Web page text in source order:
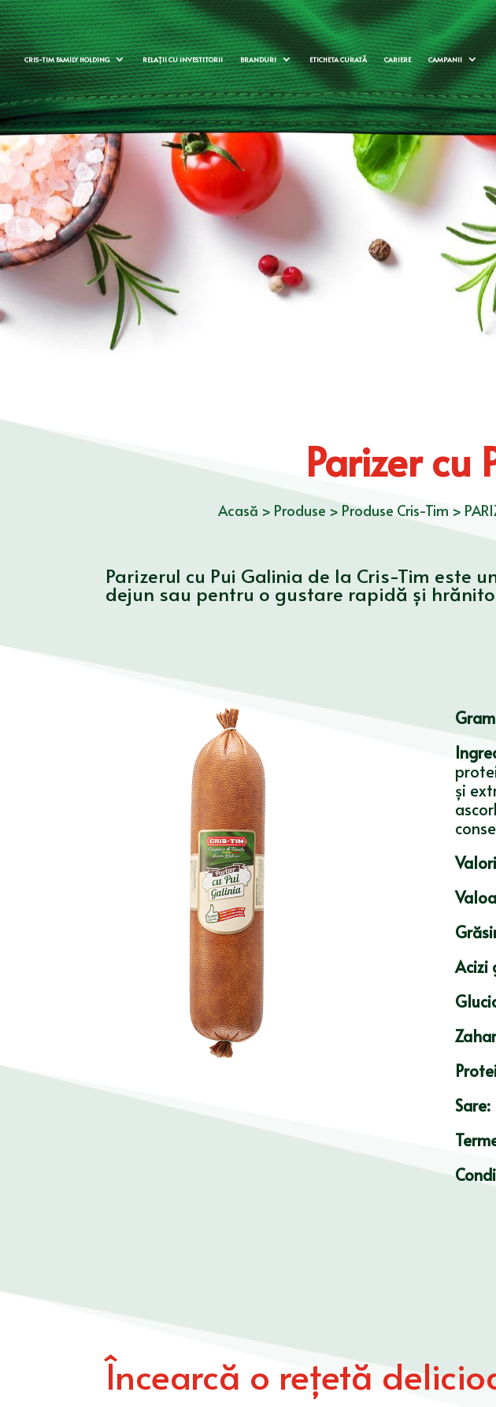
CRIS-TIM FAMILY HOLDING RELAȚII CU INVESTITORII BRANDURI ETICHETA CURATĂ CARIERE CAMPANII
Parizer cu
Acasă > Produse > Produse Cris-Tim >
Parizerul cu Pui Galinia de la Cris-Tim este
dejun sau pentru o gustare rapidă și
și
Acizi
Sare:
Încearcă o rețetă